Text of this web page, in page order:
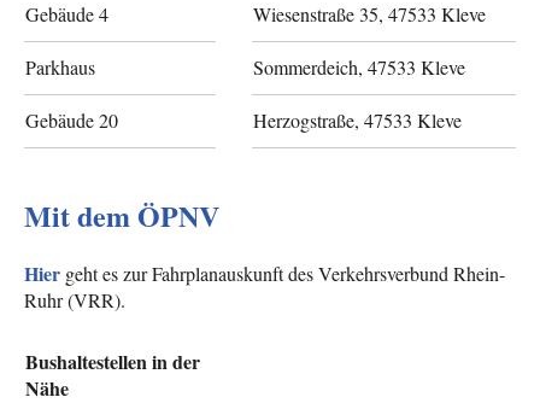
Gebäude 4 Wiesenstraße 35, 47533 Kleve
Parkhaus Sommerdeich, 47533 Kleve
Gebäude 20 Herzogstraße, 47533 Kleve
Mit dem ÖPNV
Hier geht es zur Fahrplanauskunft des Verkehrsverbund Rhein-
Ruhr (VRR).
Bushaltestellen in der
Nähe